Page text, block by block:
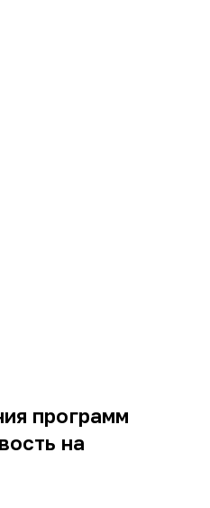
программ
на